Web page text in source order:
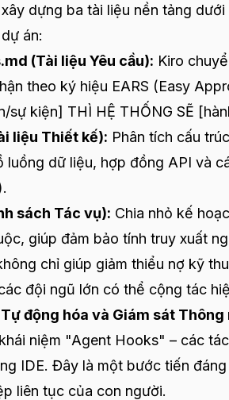
dựng ba tài liệu nền tảng
án:
(Tài liệu Yêu cầu): Kiro
theo ký hiệu EARS (Easy
sự kiện] THÌ HỆ THỐNG SẼ
liệu Thiết kế): Phân tích cấu
luồng dữ liệu, hợp đồng API và
sách Tác vụ): Chia nhỏ kế
giúp đảm bảo tính truy xuất
chỉ giúp giảm thiểu nợ kỹ
đội ngũ lớn có thể cộng tác
động hóa và Giám sát Thông
niệm "Agent Hooks" – các
IDE. Đây là một bước tiến
liên tục của con người.